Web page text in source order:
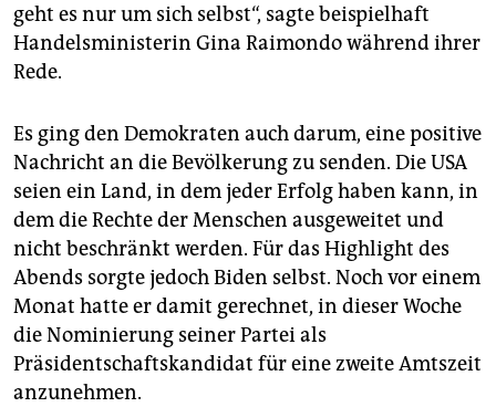
geht es nur um sich selbst“, sagte beispielhaft
Handelsministerin Gina Raimondo während ihrer
Rede.
Es ging den Demokraten auch darum, eine positive
Nachricht an die Bevölkerung zu senden. Die USA
seien ein Land, in dem jeder Erfolg haben kann, in
dem die Rechte der Menschen ausgeweitet und
nicht beschränkt werden. Für das Highlight des
Abends sorgte jedoch Biden selbst. Noch vor einem
Monat hatte er damit gerechnet, in dieser Woche
die Nominierung seiner Partei als
Präsidentschaftskandidat für eine zweite Amtszeit
anzunehmen.